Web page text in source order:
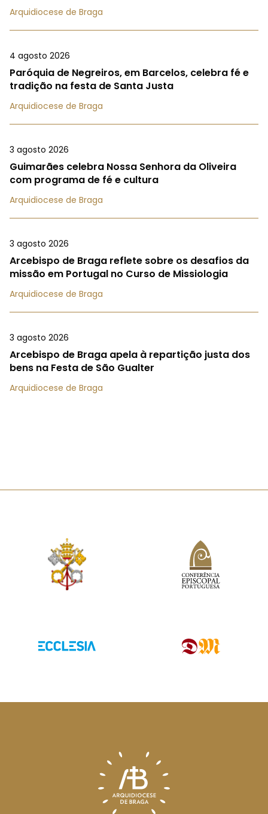
Arquidiocese de Braga
4 agosto 2026
Paróquia de Negreiros, em Barcelos, celebra fé e
tradição na festa de Santa Justa
Arquidiocese de Braga
3 agosto 2026
Guimarães celebra Nossa Senhora da Oliveira
com programa de fé e cultura
Arquidiocese de Braga
3 agosto 2026
Arcebispo de Braga reflete sobre os desafios da
missão em Portugal no Curso de Missiologia
Arquidiocese de Braga
3 agosto 2026
Arcebispo de Braga apela à repartição justa dos
bens na Festa de São Gualter
Arquidiocese de Braga